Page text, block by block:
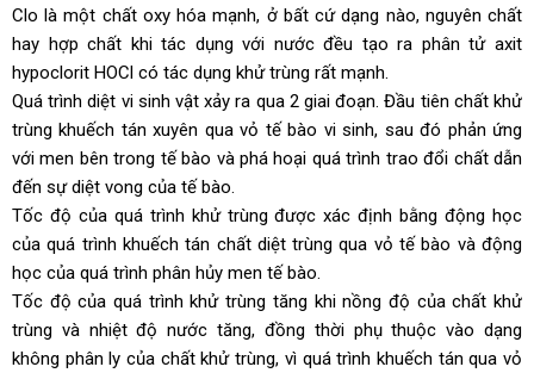
Clo là một chất oxy hóa mạnh, ở bất cứ dạng nào, nguyên chất
hay hợp chất khi tác dụng với nước đều tạo ra phân tử axit
hypoclorit HOCl có tác dụng khử trùng rất mạnh.
Quá trình diệt vi sinh vật xảy ra qua 2 giai đoạn. Đầu tiên chất khử
trùng khuếch tán xuyên qua vỏ tế bào vi sinh, sau đó phản ứng
với men bên trong tế bào và phá hoại quá trình trao đổi chất dẫn
đến sự diệt vong của tế bào.
Tốc độ của quá trình khử trùng được xác định bằng động học
của quá trình khuếch tán chất diệt trùng qua vỏ tế bào và động
học của quá trình phân hủy men tế bào.
Tốc độ của quá trình khử trùng tăng khi nồng độ của chất khử
trùng và nhiệt độ nước tăng, đồng thời phụ thuộc vào dạng
không phân ly của chất khử trùng, vì quá trình khuếch tán qua vỏ